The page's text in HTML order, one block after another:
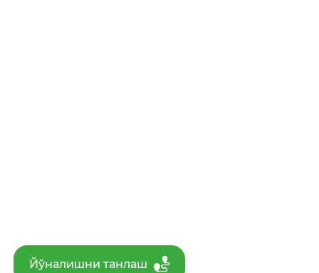
Йўналишни танлаш